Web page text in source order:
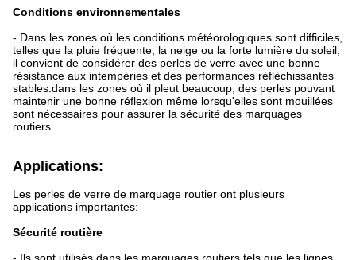
Conditions environnementales
- Dans les zones où les conditions météorologiques sont difficiles,
telles que la pluie fréquente, la neige ou la forte lumière du soleil,
il convient de considérer des perles de verre avec une bonne
résistance aux intempéries et des performances réfléchissantes
stables.dans les zones où il pleut beaucoup, des perles pouvant
maintenir une bonne réflexion même lorsqu'elles sont mouillées
sont nécessaires pour assurer la sécurité des marquages
routiers.
Applications:
Les perles de verre de marquage routier ont plusieurs
applications importantes:
Sécurité routière